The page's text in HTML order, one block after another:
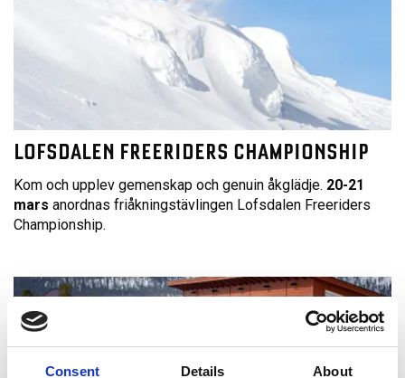
Consent Details About
LOFSDALEN FREERIDERS CHAMPIONSHIP
Kom och upplev gemenskap och genuin åkglädje. 20-21
mars anordnas friåkningstävlingen Lofsdalen Freeriders
Championship.